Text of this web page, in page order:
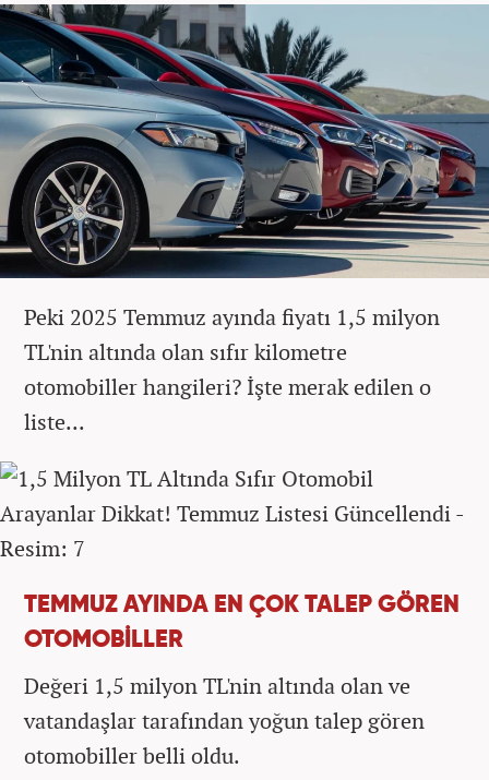
Peki 2025 Temmuz ayında fiyatı 1,5 milyon
TL'nin altında olan sıfır kilometre
otomobiller hangileri? İşte merak edilen o
liste...
TEMMUZ AYINDA EN ÇOK TALEP GÖREN
OTOMOBİLLER
Değeri 1,5 milyon TL'nin altında olan ve
vatandaşlar tarafından yoğun talep gören
otomobiller belli oldu.